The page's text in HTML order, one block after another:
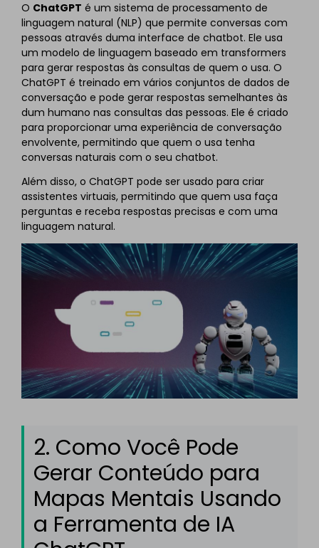
O ChatGPT é um sistema de processamento de
linguagem natural (NLP) que permite conversas com
pessoas através duma interface de chatbot. Ele usa
um modelo de linguagem baseado em transformers
para gerar respostas às consultas de quem o usa. O
ChatGPT é treinado em vários conjuntos de dados de
conversação e pode gerar respostas semelhantes às
dum humano nas consultas das pessoas. Ele é criado
para proporcionar uma experiência de conversação
envolvente, permitindo que quem o usa tenha
conversas naturais com o seu chatbot.
Além disso, o ChatGPT pode ser usado para criar
assistentes virtuais, permitindo que quem usa faça
perguntas e receba respostas precisas e com uma
linguagem natural.
2. Como Você Pode
Gerar Conteúdo para
Mapas Mentais Usando
a Ferramenta de IA